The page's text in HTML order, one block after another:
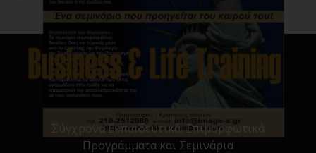
Σύγχρονα Εκπαιδευτικά, Επιμορφωτικά
Προγράμματα και Σεμινάρια